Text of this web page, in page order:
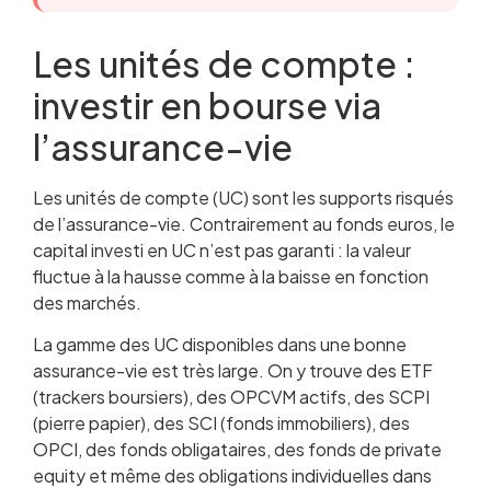
Les unités de compte :
investir en bourse via
l’assurance-vie
Les unités de compte (UC) sont les supports risqués
de l’assurance-vie. Contrairement au fonds euros, le
capital investi en UC n’est pas garanti : la valeur
fluctue à la hausse comme à la baisse en fonction
des marchés.
La gamme des UC disponibles dans une bonne
assurance-vie est très large. On y trouve des ETF
(trackers boursiers), des OPCVM actifs, des SCPI
(pierre papier), des SCI (fonds immobiliers), des
OPCI, des fonds obligataires, des fonds de private
equity et même des obligations individuelles dans